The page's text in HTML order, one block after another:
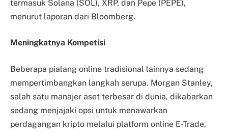
termasuk Solana (SOL), XRP, dan Pepe (PEPE),
menurut laporan dari Bloomberg.
Meningkatnya Kompetisi
Beberapa pialang online tradisional lainnya sedang
mempertimbangkan langkah serupa. Morgan Stanley,
salah satu manajer aset terbesar di dunia, dikabarkan
sedang menjajaki opsi untuk menawarkan
perdagangan kripto melalui platform online E-Trade,